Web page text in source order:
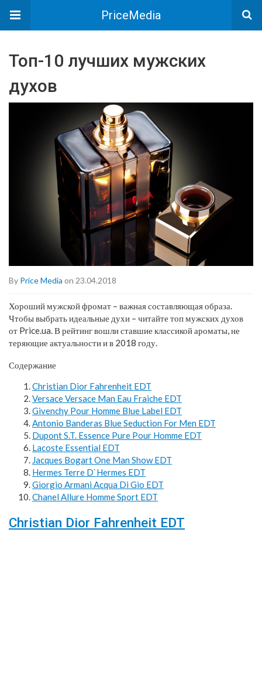
PriceMedia
Топ-10 лучших мужских
духов
By Price Media on 23.04.2018
Хороший мужской фромат – важная составляющая образа.
Чтобы выбрать идеальные духи – читайте топ мужских духов
от Price.ua. В рейтинг вошли ставшие классикой ароматы, не
теряющие актуальности и в 2018 году.
Содержание
Christian Dior Fahrenheit EDT
Versace Versace Man Eau Fraiche EDT
Givenchy Pour Homme Blue Label EDT
Antonio Banderas Blue Seduction For Men EDT
Dupont S.T. Essence Pure Pour Homme EDT
Lacoste Essential EDT
Jacques Bogart One Man Show EDT
Hermes Terre D`Hermes EDT
Giorgio Armani Acqua Di Gio EDT
Chanel Allure Homme Sport EDT
Christian Dior Fahrenheit EDT